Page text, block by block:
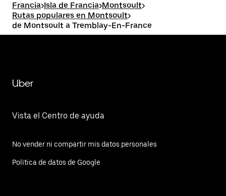
Francia>Isla de Francia>Montsoult>
Rutas populares en Montsoult>
de Montsoult a Tremblay-En-France
Uber
Vista el Centro de ayuda
No vender ni compartir mis datos personales
Política de datos de Google